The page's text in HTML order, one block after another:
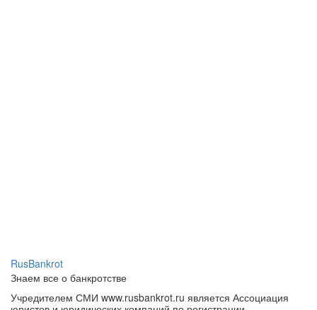
RusBankrot
Знаем все о банкротстве
Учредителем СМИ www.rusbankrot.ru является Ассоциация